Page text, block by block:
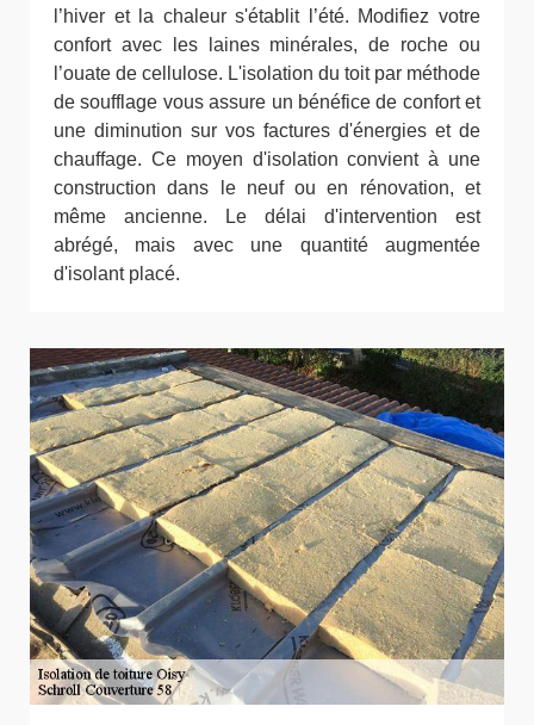
l’hiver et la chaleur s'établit l’été. Modifiez votre
confort avec les laines minérales, de roche ou
l’ouate de cellulose. L'isolation du toit par méthode
de soufflage vous assure un bénéfice de confort et
une diminution sur vos factures d'énergies et de
chauffage. Ce moyen d'isolation convient à une
construction dans le neuf ou en rénovation, et
même ancienne. Le délai d'intervention est
abrégé, mais avec une quantité augmentée
d'isolant placé.